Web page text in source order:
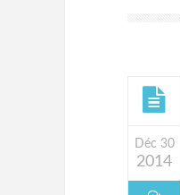
Déc 30
2014